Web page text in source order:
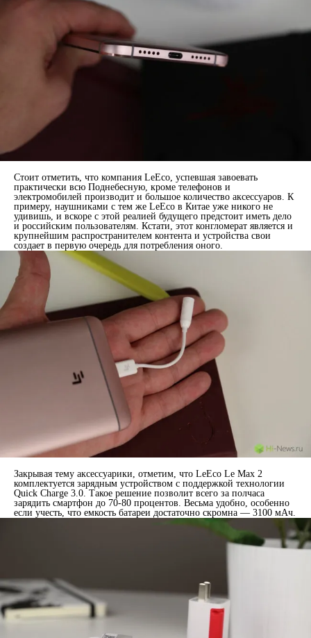
Стоит отметить, что компания LeEco, успевшая завоевать
практически всю Поднебесную, кроме телефонов и
электромобилей производит и большое количество аксессуаров. К
примеру, наушниками с тем же LeEco в Китае уже никого не
удивишь, и вскоре с этой реалией будущего предстоит иметь дело
и российским пользователям. Кстати, этот конгломерат является и
крупнейшим распространителем контента и устройства свои
создает в первую очередь для потребления оного.
Закрывая тему аксессуарики, отметим, что LeEco Le Max 2
комплектуется зарядным устройством с поддержкой технологии
Quick Charge 3.0. Такое решение позволит всего за полчаса
зарядить смартфон до 70-80 процентов. Весьма удобно, особенно
если учесть, что емкость батареи достаточно скромна — 3100 мАч.